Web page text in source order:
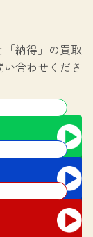
「納得」の買取
合わせくださ